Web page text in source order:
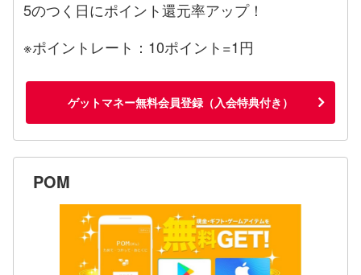
5のつく日にポイント還元率アップ！
※ポイントレート：10ポイント=1円
ゲットマネー無料会員登録（入会特典付き）
POM